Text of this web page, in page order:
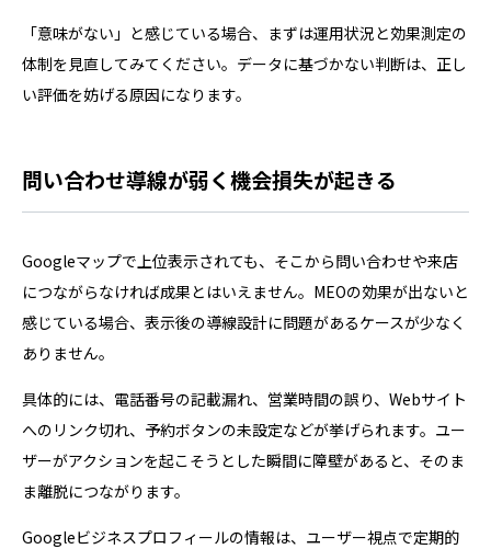
「意味がない」と感じている場合、まずは運用状況と効果測定の
体制を見直してみてください。データに基づかない判断は、正し
い評価を妨げる原因になります。
問い合わせ導線が弱く機会損失が起きる
Googleマップで上位表示されても、そこから問い合わせや来店
につながらなければ成果とはいえません。MEOの効果が出ないと
感じている場合、表示後の導線設計に問題があるケースが少なく
ありません。
具体的には、電話番号の記載漏れ、営業時間の誤り、Webサイト
へのリンク切れ、予約ボタンの未設定などが挙げられます。ユー
ザーがアクションを起こそうとした瞬間に障壁があると、そのま
ま離脱につながります。
Googleビジネスプロフィールの情報は、ユーザー視点で定期的